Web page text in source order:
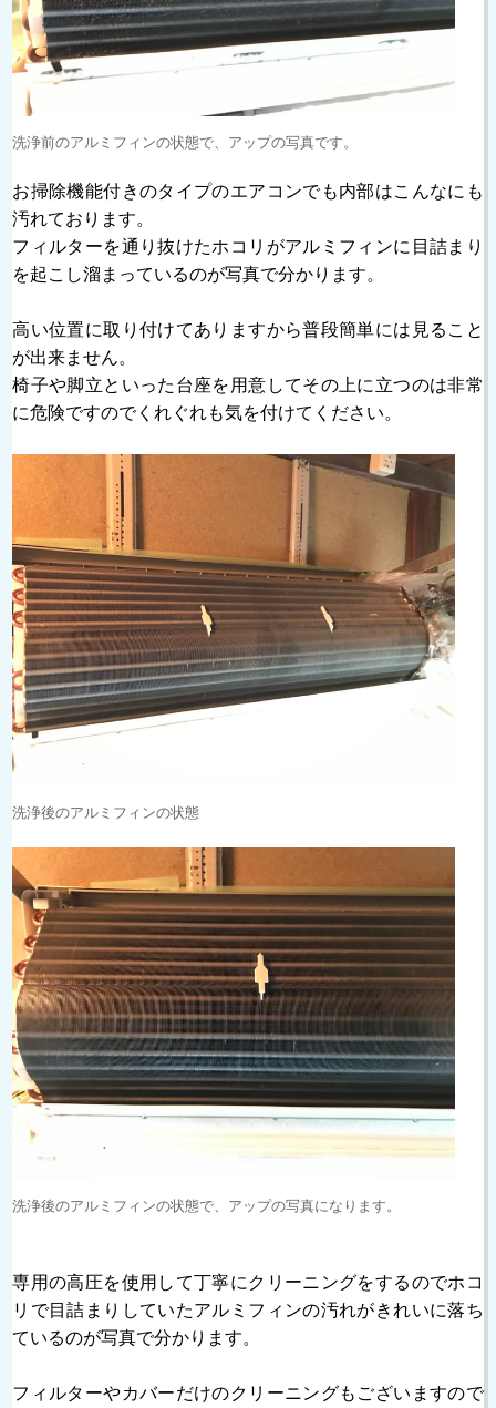
洗浄前のアルミフィンの状態で、アップの写真です。
お掃除機能付きのタイプのエアコンでも内部はこんなにも
汚れております。
フィルターを通り抜けたホコリがアルミフィンに目詰まり
を起こし溜まっているのが写真で分かります。
高い位置に取り付けてありますから普段簡単には見ること
が出来ません。
椅子や脚立といった台座を用意してその上に立つのは非常
に危険ですのでくれぐれも気を付けてください。
洗浄後のアルミフィンの状態
洗浄後のアルミフィンの状態で、アップの写真になります。
専用の高圧を使用して丁寧にクリーニングをするのでホコ
リで目詰まりしていたアルミフィンの汚れがきれいに落ち
ているのが写真で分かります。
フィルターやカバーだけのクリーニングもございますので